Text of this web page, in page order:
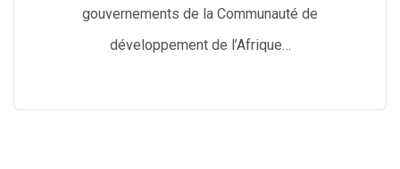
gouvernements de la Communauté de
développement de l’Afrique…